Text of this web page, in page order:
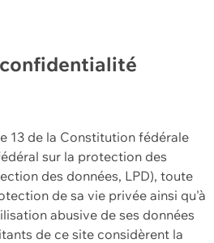
13 de la Constitution fédérale
sur la protection des
des données, LPD), toute
de sa vie privée ainsi qu'à
abusive de ses données
de ce site considèrent la